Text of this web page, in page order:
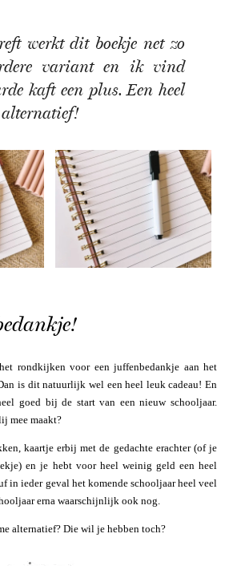
werkt dit boekje net zo
variant en ik vind
kaft een plus. Een heel
alternatief!
rondkijken voor een juffenbedankje aan het
is dit natuurlijk wel een heel leuk cadeau! En
goed bij de start van een nieuw schooljaar.
mee maakt?
kaartje erbij met de gedachte erachter (of je
en je hebt voor heel weinig geld een heel
in ieder geval het komende schooljaar heel veel
erna waarschijnlijk ook nog.
alternatief? Die wil je hebben toch?